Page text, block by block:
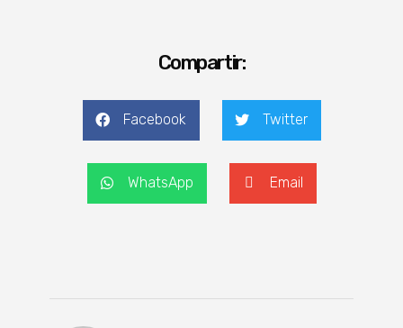
Compartir:
Facebook Twitter
WhatsApp Email